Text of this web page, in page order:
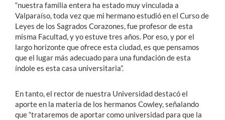
“nuestra familia entera ha estado muy vinculada a
Valparaíso, toda vez que mi hermano estudió en el Curso de
Leyes de los Sagrados Corazones, fue profesor de esta
misma Facultad, y yo estuve tres años. Por eso, y por el
largo horizonte que ofrece esta ciudad, es que pensamos
que el lugar más adecuado para una fundación de esta
índole es esta casa universitaria”.
En tanto, el rector de nuestra Universidad destacó el
aporte en la materia de los hermanos Cowley, señalando
que “trataremos de aportar como universidad para que la